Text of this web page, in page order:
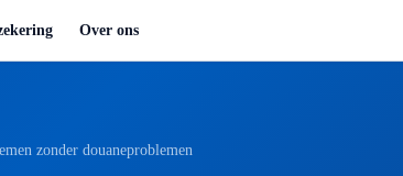
Over ons
zonder douaneproblemen